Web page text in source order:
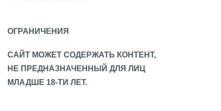
ОГРАНИЧЕНИЯ
САЙТ МОЖЕТ СОДЕРЖАТЬ КОНТЕНТ,
НЕ ПРЕДНАЗНАЧЕННЫЙ ДЛЯ ЛИЦ
МЛАДШЕ 18-ТИ ЛЕТ.